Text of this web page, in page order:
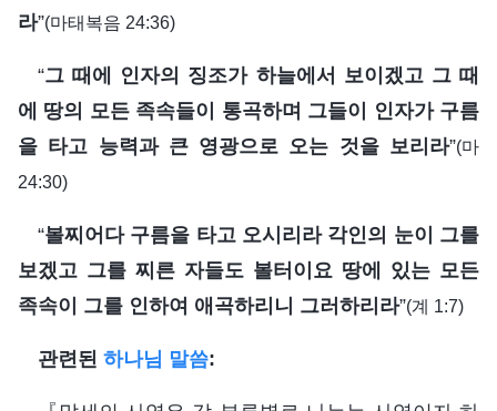
라”(마태복음 24:36)
“그 때에 인자의 징조가 하늘에서 보이겠고 그 때
에 땅의 모든 족속들이 통곡하며 그들이 인자가 구름
을 타고 능력과 큰 영광으로 오는 것을 보리라”(마
24:30)
“볼찌어다 구름을 타고 오시리라 각인의 눈이 그를
보겠고 그를 찌른 자들도 볼터이요 땅에 있는 모든
족속이 그를 인하여 애곡하리니 그러하리라”(계 1:7)
관련된 하나님 말씀: